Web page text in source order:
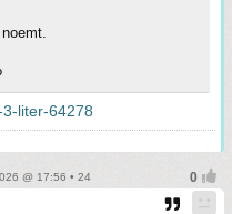
liter-64278
@ 17:56 • 24